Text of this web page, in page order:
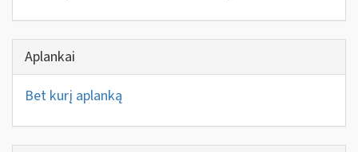
Aplankai
Bet kurį aplanką